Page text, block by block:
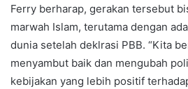
Ferry berharap, gerakan tersebut
marwah Islam, terutama dengan
dunia setelah deklrasi PBB. “Kita
menyambut baik dan mengubah
kebijakan yang lebih positif